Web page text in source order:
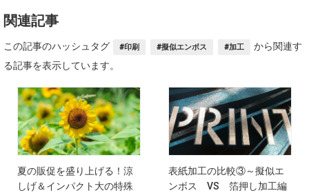
関連記事
この記事のハッシュタグ #印刷 #擬似エンボス #加工
から関連す
る記事を表示しています。
夏の販促を盛り上げる！涼
しげ＆インパクト大の特殊
表紙加工の比較③～擬似エ
ンボス VS 箔押し加工編